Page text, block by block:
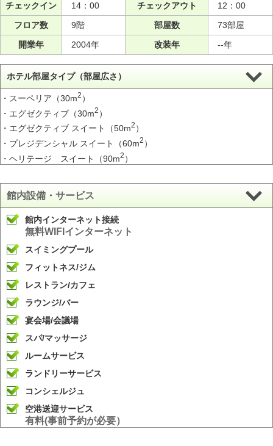
チェックイン
14：00 チェックアウト
12：00
フロア数
9階 部屋数
73部屋
開業年
2004年 改装年 --年
ホテル部屋タイプ（部屋広さ）
・スーペリア（30m2 ）
・エグゼクティブ（30m2 ）
・エグゼクティブ スイート（50m2 ）
・プレジデンシャル スイート（60m2 ）
・ヘリテージ スイート（90m2 ）
館内設備・サービス
館内インターネット接続
無料WIFIインターネット
スイミングプール
フィットネス/ジム
レストラン/カフェ
ラウンジ/バー
宴会場/会議場
スパ/マッサージ
ルームサービス
ランドリーサービス
コンシェルジュ
空港送迎サービス
有料(事前予約が必要）